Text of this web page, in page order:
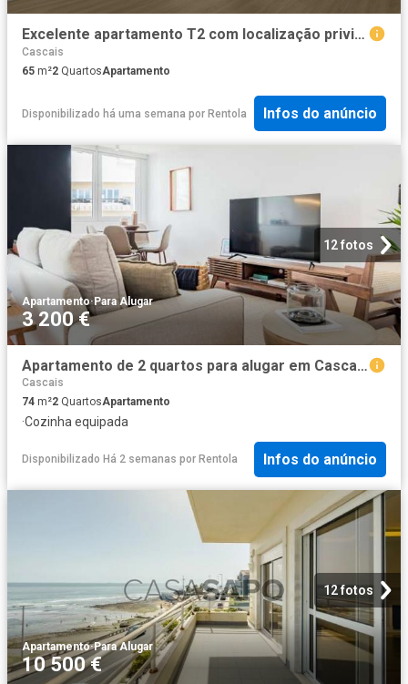
Excelente apartamento T2 com localização privilegiada em São João do Estoril – Perto da praia, serviços e comércio
Cascais
65 m²2 QuartosApartamento
Disponibilizado há uma semana por Rentola Infos do anúncio
12 fotos
Apartamento·Para Alugar
3 200 €
Apartamento de 2 quartos para alugar em Cascais, Lisboa
Cascais
74 m²2 QuartosApartamento
·Cozinha equipada
Disponibilizado Há 2 semanas por Rentola Infos do anúncio
12 fotos
Apartamento·Para Alugar
10 500 €